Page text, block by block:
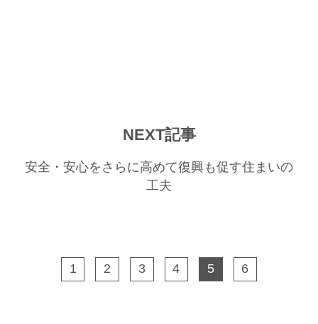
1 2 3 4 5 6
NEXT記事
安全・安心をさらに高めて復興も促す住まいの
工夫